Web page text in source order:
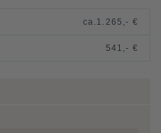
ca. 1.265,- €
541,- €